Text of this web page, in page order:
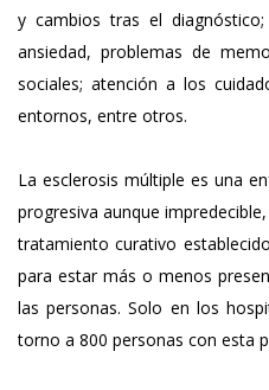
y cambios tras el
ansiedad, problemas de
sociales; atención a los
entornos, entre otros.
La esclerosis múltiple es una
progresiva aunque
tratamiento curativo
para estar más o menos
las personas. Solo en los
torno a 800 personas con esta